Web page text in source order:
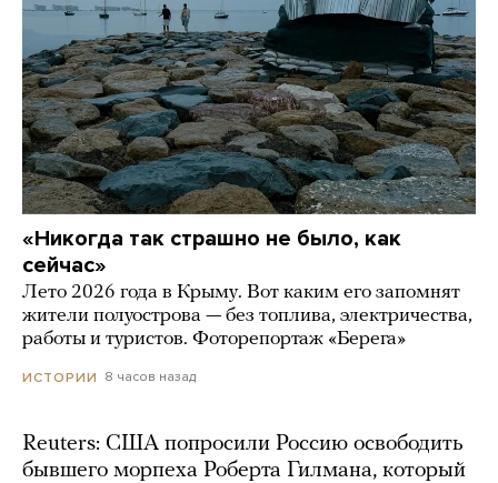
«Никогда так страшно не было, как
сейчас»
Лето 2026 года в Крыму. Вот каким его запомнят
жители полуострова — без топлива, электричества,
работы и туристов. Фоторепортаж «Берега»
ИСТОРИИ 8 часов назад
Reuters: США попросили Россию освободить
бывшего морпеха Роберта Гилмана, который